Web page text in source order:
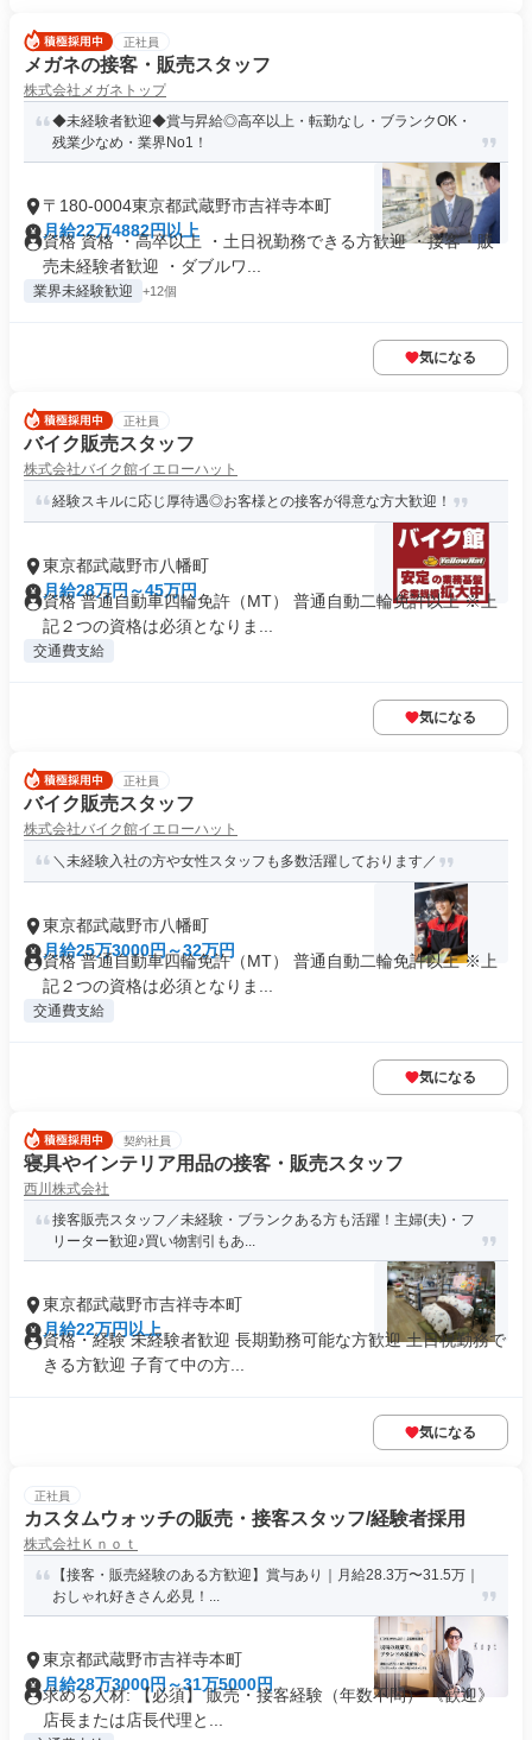
正社員
メガネの接客・販売スタッフ
株式会社メガネトップ
◆未経験者歓迎◆賞与昇給◎高卒以上・転勤なし・ブランクOK・
残業少なめ・業界No1！
〒180-0004東京都武蔵野市吉祥寺本町
月給22万4882円以上
資格 資格 ・高卒以上 ・土日祝勤務できる方歓迎 ・接客・販
売未経験者歓迎 ・ダブルワ...
業界未経験歓迎 +12個
気になる
正社員
バイク販売スタッフ
株式会社バイク館イエローハット
経験スキルに応じ厚待遇◎お客様との接客が得意な方大歓迎！
東京都武蔵野市八幡町
月給28万円～45万円
資格 普通自動車四輪免許（MT） 普通自動二輪免許以上 ※上
記２つの資格は必須となりま...
交通費支給
気になる
正社員
バイク販売スタッフ
株式会社バイク館イエローハット
＼未経験入社の方や女性スタッフも多数活躍しております／
東京都武蔵野市八幡町
月給25万3000円～32万円
資格 普通自動車四輪免許（MT） 普通自動二輪免許以上 ※上
記２つの資格は必須となりま...
交通費支給
気になる
契約社員
寝具やインテリア用品の接客・販売スタッフ
西川株式会社
接客販売スタッフ／未経験・ブランクある方も活躍！主婦(夫)・フ
リーター歓迎♪買い物割引もあ...
東京都武蔵野市吉祥寺本町
月給22万円以上
資格・経験 未経験者歓迎 長期勤務可能な方歓迎 土日祝勤務で
きる方歓迎 子育て中の方...
気になる
正社員
カスタムウォッチの販売・接客スタッフ/経験者採用
株式会社Ｋｎｏｔ
【接客・販売経験のある方歓迎】賞与あり｜月給28.3万〜31.5万｜
おしゃれ好きさん必見！...
東京都武蔵野市吉祥寺本町
月給28万3000円～31万5000円
求める人材: 【必須】 販売・接客経験（年数不問） 《歓迎》
店長または店長代理と...